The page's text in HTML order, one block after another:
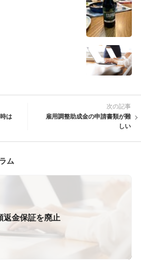
は
次の記事
雇用調整助成金の申請書類が難
しい
ム
返金保証を廃止